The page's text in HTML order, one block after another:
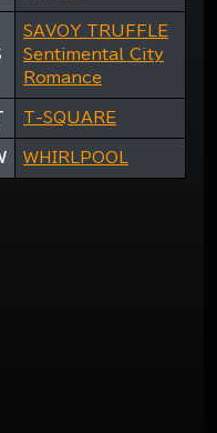
SAVOY TRUFFLE
Sentimental City
Romance
T-SQUARE
WHIRLPOOL